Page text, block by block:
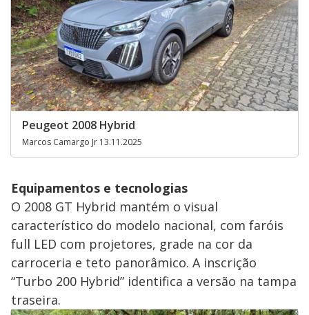
Peugeot 2008 Hybrid
Marcos Camargo Jr 13.11.2025
Equipamentos e tecnologias
O 2008 GT Hybrid mantém o visual
característico do modelo nacional, com faróis
full LED com projetores, grade na cor da
carroceria e teto panorâmico. A inscrição
“Turbo 200 Hybrid” identifica a versão na tampa
traseira.